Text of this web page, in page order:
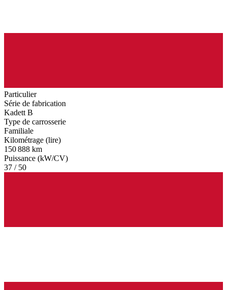
Particulier
Série de fabrication
Kadett B
Type de carrosserie
Familiale
Kilométrage (lire)
150 888 km
Puissance (kW/CV)
37 / 50